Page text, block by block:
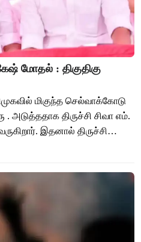
மோதல் : திகுதிகு
மிகுந்த செல்வாக்கோடு
. அடுத்ததாக திருச்சி சிவா எம்.
இதனால் திருச்சி